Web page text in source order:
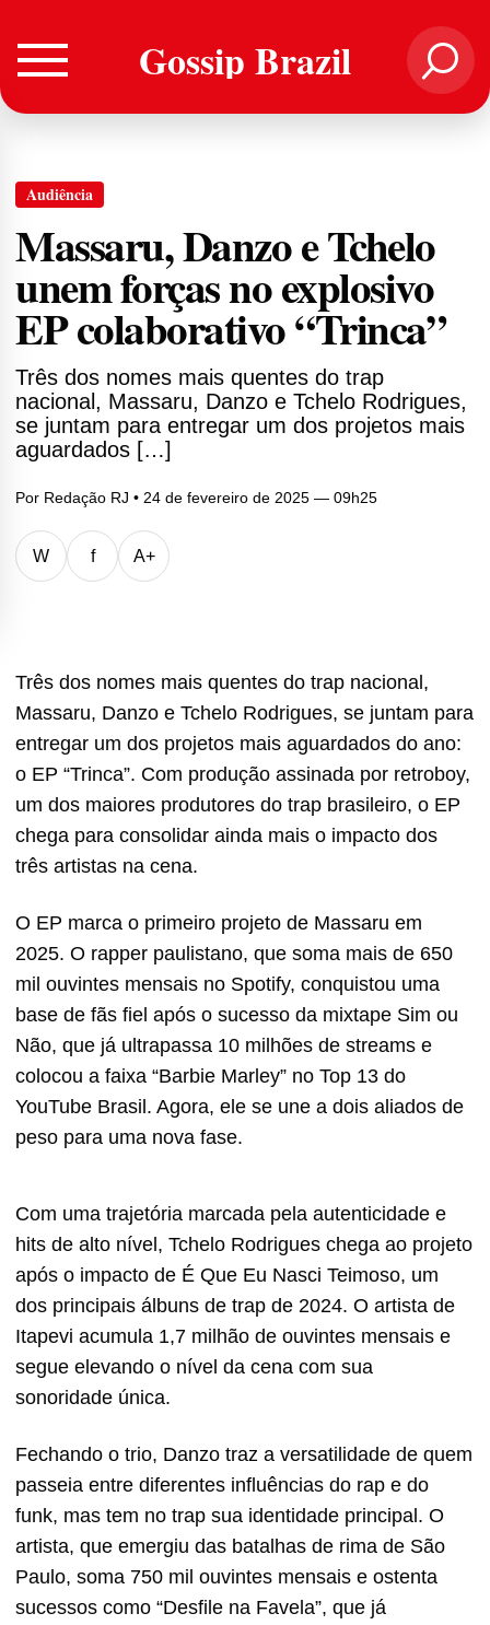
Gossip Brazil
Audiência
Massaru, Danzo e Tchelo
unem forças no explosivo
EP colaborativo “Trinca”
Três dos nomes mais quentes do trap
nacional, Massaru, Danzo e Tchelo Rodrigues,
se juntam para entregar um dos projetos mais
aguardados […]
Por Redação RJ • 24 de fevereiro de 2025 — 09h25
W f A+
Três dos nomes mais quentes do trap nacional,
Massaru, Danzo e Tchelo Rodrigues, se juntam para
entregar um dos projetos mais aguardados do ano:
o EP “Trinca”. Com produção assinada por retroboy,
um dos maiores produtores do trap brasileiro, o EP
chega para consolidar ainda mais o impacto dos
três artistas na cena.
O EP marca o primeiro projeto de Massaru em
2025. O rapper paulistano, que soma mais de 650
mil ouvintes mensais no Spotify, conquistou uma
base de fãs fiel após o sucesso da mixtape Sim ou
Não, que já ultrapassa 10 milhões de streams e
colocou a faixa “Barbie Marley” no Top 13 do
YouTube Brasil. Agora, ele se une a dois aliados de
peso para uma nova fase.
Com uma trajetória marcada pela autenticidade e
hits de alto nível, Tchelo Rodrigues chega ao projeto
após o impacto de É Que Eu Nasci Teimoso, um
dos principais álbuns de trap de 2024. O artista de
Itapevi acumula 1,7 milhão de ouvintes mensais e
segue elevando o nível da cena com sua
sonoridade única.
Fechando o trio, Danzo traz a versatilidade de quem
passeia entre diferentes influências do rap e do
funk, mas tem no trap sua identidade principal. O
artista, que emergiu das batalhas de rima de São
Paulo, soma 750 mil ouvintes mensais e ostenta
sucessos como “Desfile na Favela”, que já